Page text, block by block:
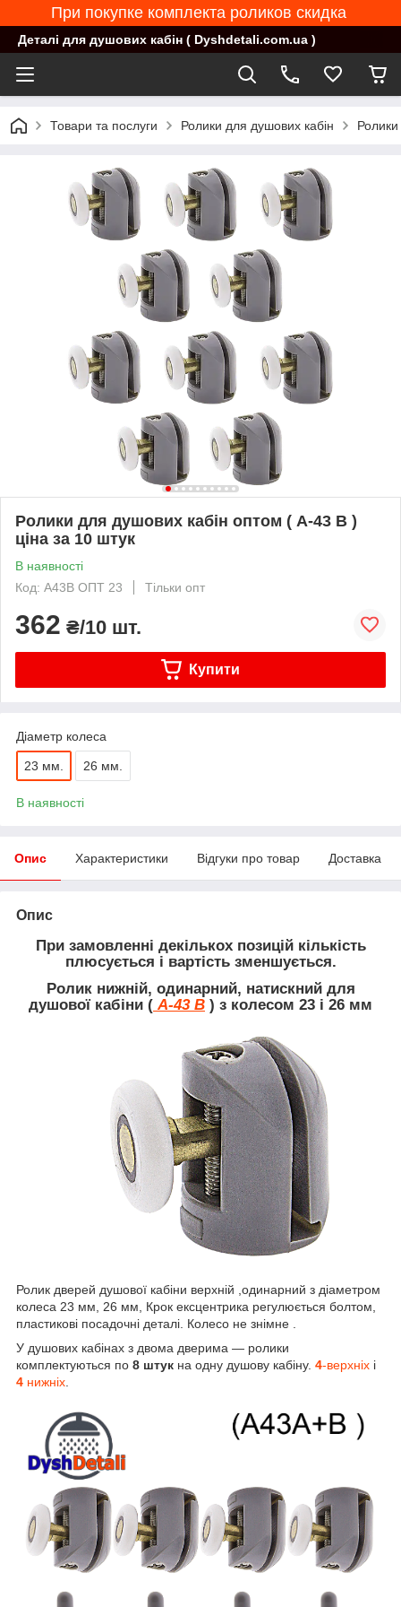
При покупке комплекта роликов скидка
Деталі для душових кабін ( Dyshdetali.com.ua )
Товари та послуги Ролики для душових кабін
Ролики для душових кабін оптом ( А-43 В )
ціна за 10 штук
В наявності
Код: А43В ОПТ 23
Тільки опт
362 ₴/10 шт.
Купити
Діаметр колеса
23 мм. 26 мм.
В наявності
Опис Характеристики Відгуки про товар Доставка
Опис
При замовленні декількох позицій кількість
плюсується і вартість зменшується.
Ролик нижній, одинарний, натискний для
душової кабіни ( А-43 В ) з колесом 23 і 26 мм
Ролик дверей душової кабіни верхній ,одинарний з діаметром
колеса 23 мм, 26 мм, Крок ексцентрика регулюється болтом,
пластикові посадочні деталі. Колесо не знімне .
У душових кабінах з двома дверима ― ролики
комплектуються по 8 штук на одну душову кабіну. 4-верхніх і
4 нижніх